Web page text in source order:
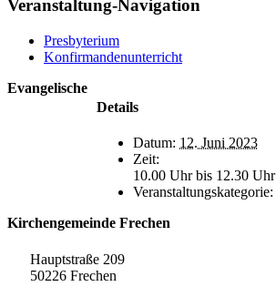
Veranstaltung-Navigation
Presbyterium
Konfirmandenunterricht
Details
Datum: 12. Juni 2023
Zeit:
10.00 Uhr bis 12.30 Uhr
Veranstaltungskategorie:
Evangelische
Kirchengemeinde Frechen
Hauptstraße 209
50226 Frechen